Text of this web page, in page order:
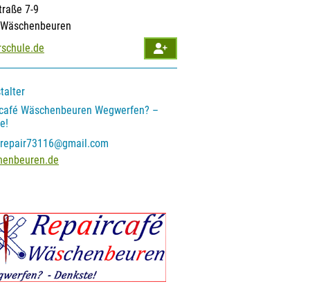
7-9
Wäschenbeuren Wegwerfen? –
repair73116@gmail.com